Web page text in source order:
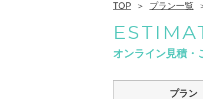
TOP プラン一覧
オンライン見積・
プラン